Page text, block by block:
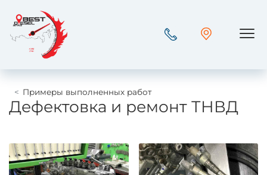
Примеры выполненных работ
Дефектовка и ремонт ТНВД